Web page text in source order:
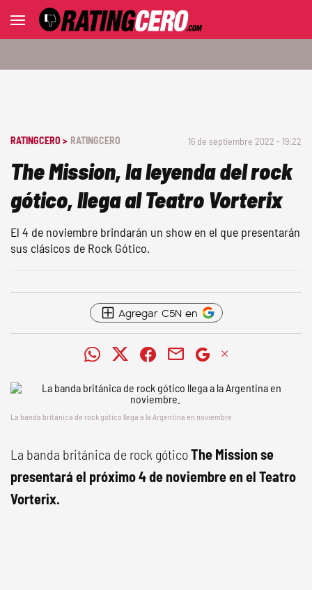
RATINGCERO > RATINGCERO 16 de septiembre 2022 - 19:22
The Mission, la leyenda del rock
gótico, llega al Teatro Vorterix
El 4 de noviembre brindarán un show en el que presentarán
sus clásicos de Rock Gótico.
Agregar C5N en
La banda británica de rock gótico llega a la Argentina en noviembre.
La banda británica de rock góticoThe Mission se
presentará el próximo 4 de noviembre en el Teatro
Vorterix.